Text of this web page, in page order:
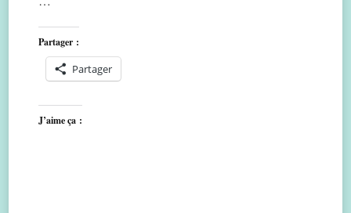
Partager :
Partager
J’aime ça :